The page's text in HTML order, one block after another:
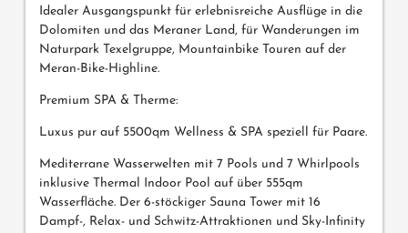
Idealer Ausgangspunkt für erlebnisreiche Ausflüge in die
Dolomiten und das Meraner Land, für Wanderungen im
Naturpark Texelgruppe, Mountainbike Touren auf der
Meran-Bike-Highline.
Premium SPA & Therme:
Luxus pur auf 5500qm Wellness & SPA speziell für Paare.
Mediterrane Wasserwelten mit 7 Pools und 7 Whirlpools
inklusive Thermal Indoor Pool auf über 555qm
Wasserfläche. Der 6-stöckiger Sauna Tower mit 16
Dampf-, Relax- und Schwitz-Attraktionen und Sky-Infinity